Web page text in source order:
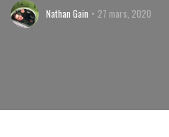
Nathan Gain 27 mars, 2020